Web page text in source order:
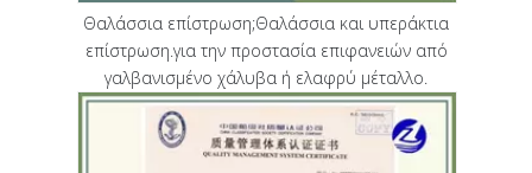
Θαλάσσια επίστρωση;Θαλάσσια και υπεράκτια
επίστρωση.για την προστασία επιφανειών από
γαλβανισμένο χάλυβα ή ελαφρύ μέταλλο.